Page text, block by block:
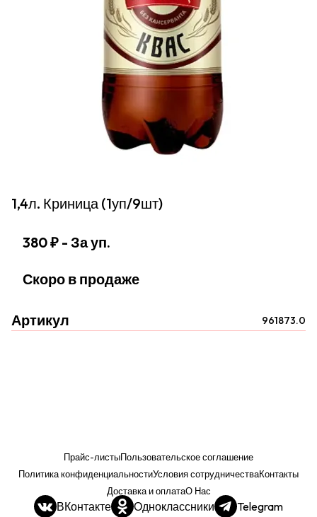
1,4л. Криница (1уп/9шт)
380 ₽ - За уп.
Скоро в продаже
Артикул 961873.0
Прайс-листыПользовательское соглашение
Политика конфиденциальностиУсловия сотрудничестваКонтакты
Доставка и оплатаО Нас
ВКонтакте Одноклассники Telegram